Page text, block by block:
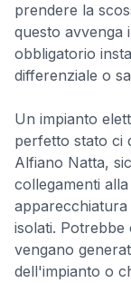
prendere la
questo avvenga
obbligatorio
differenziale o
Un impianto
perfetto stato ci
Alfiano Natta,
collegamenti
isolati. Potrebbe
vengano
dell'impianto o